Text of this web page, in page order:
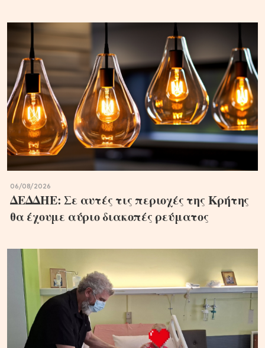
06/08/2026
ΔΕΔΔΗΕ: Σε αυτές τις περιοχές της Κρήτης
θα έχουμε αύριο διακοπές ρεύματος